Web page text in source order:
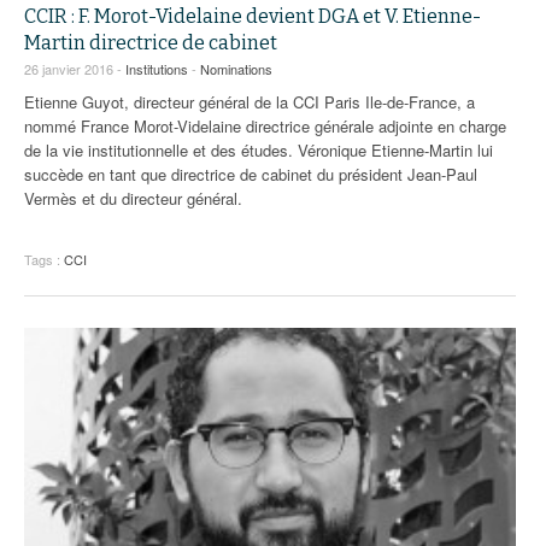
CCIR : F. Morot-Videlaine devient DGA et V. Etienne-
Martin directrice de cabinet
26 janvier 2016 - Institutions - Nominations
Etienne Guyot, directeur général de la CCI Paris Ile-de-France, a
nommé France Morot-Videlaine directrice générale adjointe en charge
de la vie institutionnelle et des études. Véronique Etienne-Martin lui
succède en tant que directrice de cabinet du président Jean-Paul
Vermès et du directeur général.
Tags : CCI